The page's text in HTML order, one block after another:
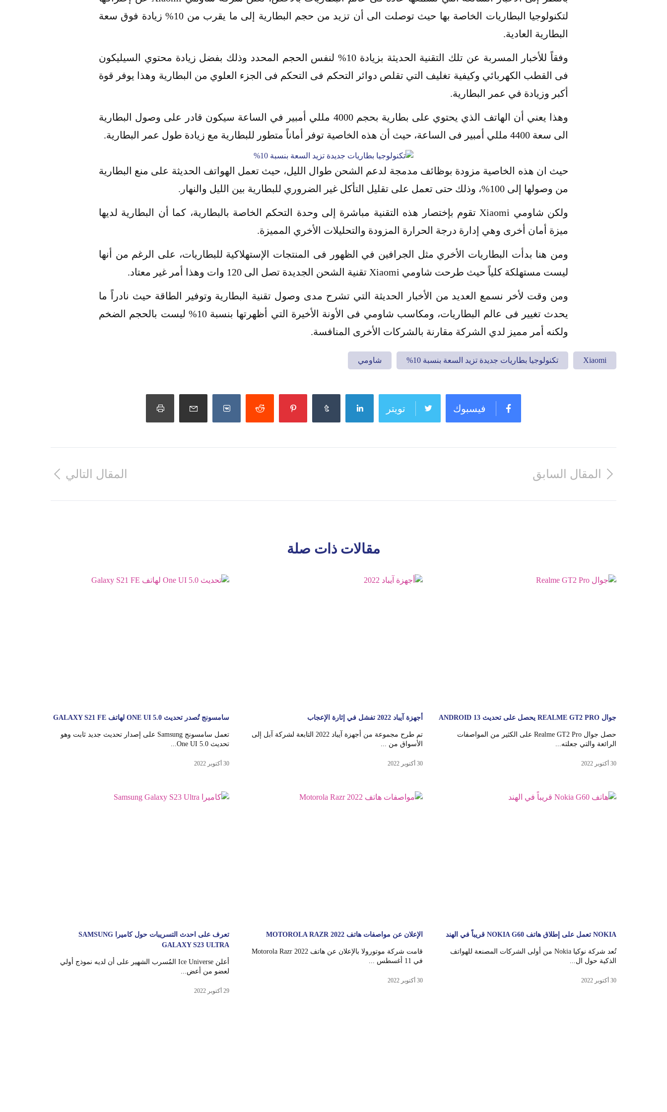
لتكنولوجيا البطاريات الخاصة بها حيث توصلت الى أن تزيد من حجم البطارية إلى ما يقرب من 10% زيادة فوق سعة
البطارية العادية.
وفقاً للأخبار المسربة عن تلك التقنية الحديثة بزيادة 10% لنفس الحجم المحدد وذلك بفضل زيادة محتوي السيليكون
فى القطب الكهربائي وكيفية تغليف التي تقلص دوائر التحكم فى التحكم فى الجزء العلوي من البطارية وهذا يوفر قوة
أكبر وزيادة في عمر البطارية.
وهذا يعني أن الهاتف الذي يحتوي على بطارية بحجم 4000 مللي أمبير في الساعة سيكون قادر على وصول البطارية
الى سعة 4400 مللي أمبير فى الساعة، حيث أن هذه الخاصية توفر أماناً متطور للبطارية مع زيادة طول عمر البطارية.
حيث ان هذه الخاصية مزودة بوظائف مدمجة لدعم الشحن طوال الليل، حيث تعمل الهواتف الحديثة على منع البطارية
من وصولها إلى 100%، وذلك حتى تعمل على تقليل التأكل غير الضروري للبطارية بين الليل والنهار.
ولكن شاومي Xiaomi تقوم بإختصار هذه التقنية مباشرة إلى وحدة التحكم الخاصة بالبطارية، كما أن البطارية لديها
ميزة أمان أخرى وهي إدارة درجة الحرارة المزودة والتحليلات الأخري المميزة.
ومن هنا بدأت البطاريات الأخري مثل الجرافين في الظهور فى المنتجات الإستهلاكية للبطاريات، على الرغم من أنها
ليست مستهلكة كلياً حيث طرحت شاومي Xiaomi تقنية الشحن الجديدة تصل الى 120 وات وهذا أمر غير معتاد.
ومن وقت لأخر نسمع العديد من الأخبار الحديثة التي تشرح مدى وصول تقنية البطارية وتوفير الطاقة حيث نادراً ما
يحدث تغيير فى عالم البطاريات، ومكاسب شاومي فى الأونة الأخيرة التي أظهرتها بنسبة 10% ليست بالحجم الضخم
ولكنه أمر مميز لدي الشركة مقارنة بالشركات الأخرى المنافسة.
Xiaomi تكنولوجيا بطاريات جديدة تزيد السعة بنسبة 10% شاومي
فيسبوك تويتر
المقال السابق المقال التالي
مقالات ذات صلة
جوال REALME GT2 PRO يحصل على تحديث ANDROID 13
حصل جوال Realme GT2 Pro على الكثير من المواصفات
الرائعة والتي جعلته...
30 أكتوبر 2022
أجهزة آيباد 2022 تفشل في إثارة الإعجاب
تم طرح مجموعة من أجهزة آيباد 2022 التابعة لشركة آبل إلى
الأسواق من ...
30 أكتوبر 2022
سامسونج تُصدر تحديث ONE UI 5.0 لهاتف GALAXY S21 FE
تعمل سامسونج Samsung على إصدار تحديث جديد ثابت وهو
تحديث One UI 5.0...
30 أكتوبر 2022
NOKIA تعمل على إطلاق هاتف NOKIA G60 قريباً في الهند
تُعد شركة نوكيا Nokia من أولى الشركات المصنعة للهواتف
الذكية حول ال...
30 أكتوبر 2022
الإعلان عن مواصفات هاتف MOTOROLA RAZR 2022
قامت شركة موتورولا بالإعلان عن هاتف Motorola Razr 2022
في 11 أغسطس ...
30 أكتوبر 2022
تعرف على احدث التسريبات حول كاميرا SAMSUNG
GALAXY S23 ULTRA
أعلن Ice Universe المُسرب الشهير على أن لديه نموذج أولي
لعضو من أعض...
29 أكتوبر 2022